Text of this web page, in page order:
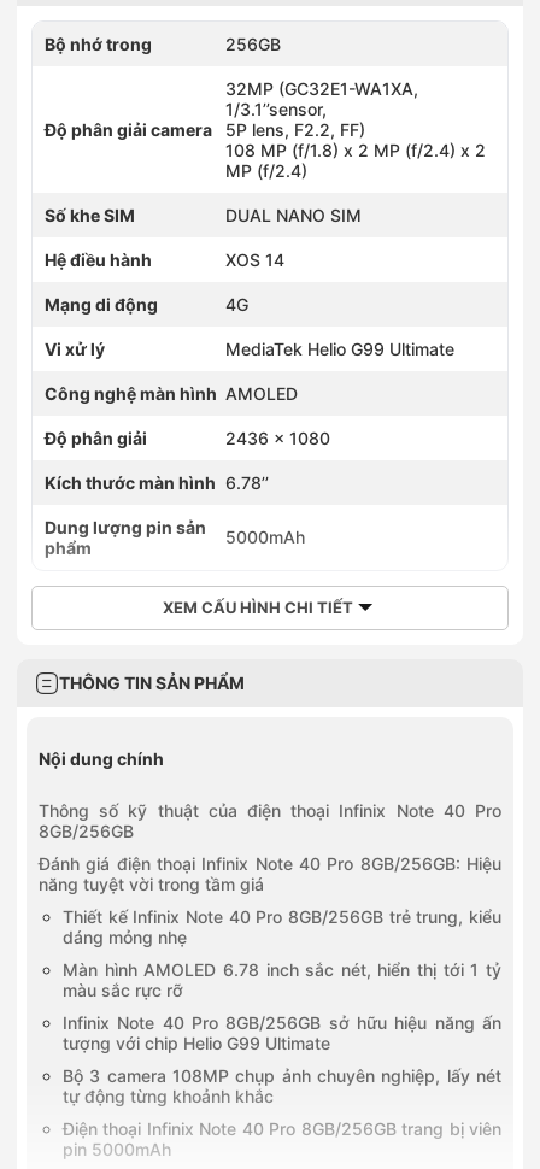
Bộ nhớ trong 256GB
Độ phân giải camera
32MP (GC32E1-WA1XA,
1/3.1’’sensor,
5P lens, F2.2, FF)
108 MP (f/1.8) x 2 MP (f/2.4) x 2
MP (f/2.4)
Số khe SIM DUAL NANO SIM
Hệ điều hành XOS 14
Mạng di động 4G
Vi xử lý MediaTek Helio G99 Ultimate
Công nghệ màn hình AMOLED
Độ phân giải 2436 x 1080
Kích thước màn hình 6.78’’
Dung lượng pin sản
phẩm
5000mAh
XEM CẤU HÌNH CHI TIẾT
THÔNG TIN SẢN PHẨM
Nội dung chính
Thông số kỹ thuật của điện thoại Infinix Note 40 Pro
8GB/256GB
Đánh giá điện thoại Infinix Note 40 Pro 8GB/256GB: Hiệu
năng tuyệt vời trong tầm giá
Thiết kế Infinix Note 40 Pro 8GB/256GB trẻ trung, kiểu
dáng mỏng nhẹ
Màn hình AMOLED 6.78 inch sắc nét, hiển thị tới 1 tỷ
màu sắc rực rỡ
Infinix Note 40 Pro 8GB/256GB sở hữu hiệu năng ấn
tượng với chip Helio G99 Ultimate
Bộ 3 camera 108MP chụp ảnh chuyên nghiệp, lấy nét
tự động từng khoảnh khắc
Điện thoại Infinix Note 40 Pro 8GB/256GB trang bị viên
pin 5000mAh